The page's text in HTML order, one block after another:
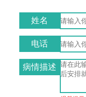
姓名
电话
病情描述